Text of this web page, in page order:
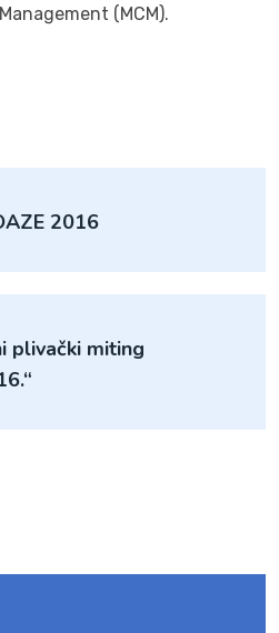
(MCM).
2016
plivački miting